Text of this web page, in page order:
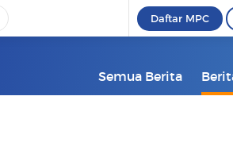
Daftar MPC
Semua Berita